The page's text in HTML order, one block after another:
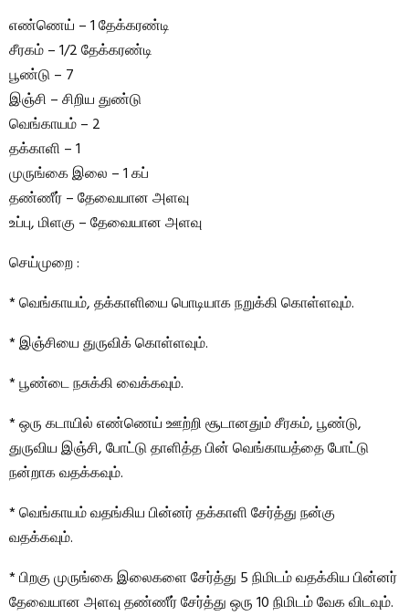
எண்ணெய் – 1 தேக்கரண்டி
சீரகம் – 1/2 தேக்கரண்டி
பூண்டு – 7
இஞ்சி – சிறிய துண்டு
வெங்காயம் – 2
தக்காளி – 1
முருங்கை இலை – 1 கப்
தண்ணீர் – தேவையான அளவு
உப்பு, மிளகு – தேவையான அளவு
செய்முறை :
* வெங்காயம், தக்காளியை பொடியாக நறுக்கி கொள்ளவும்.
* இஞ்சியை துருவிக் கொள்ளவும்.
* பூண்டை நசுக்கி வைக்கவும்.
* ஒரு கடாயில் எண்ணெய் ஊற்றி சூடானதும் சீரகம், பூண்டு,
துருவிய இஞ்சி, போட்டு தாளித்த பின் வெங்காயத்தை போட்டு
நன்றாக வதக்கவும்.
* வெங்காயம் வதங்கிய பின்னர் தக்காளி சேர்த்து நன்கு
வதக்கவும்.
* பிறகு முருங்கை இலைகளை சேர்த்து 5 நிமிடம் வதக்கிய பின்னர்
தேவையான அளவு தண்ணீர் சேர்த்து ஒரு 10 நிமிடம் வேக விடவும்.